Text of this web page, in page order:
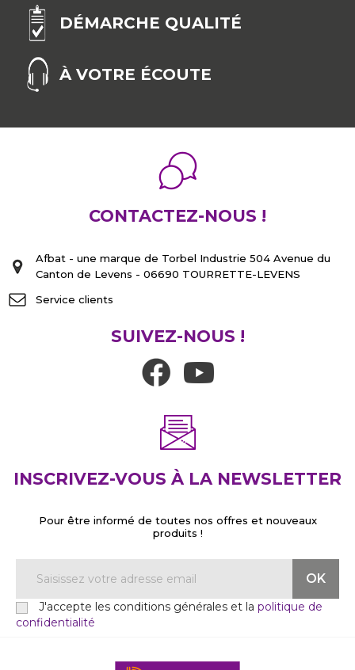
DÉMARCHE QUALITÉ
À VOTRE ÉCOUTE
CONTACTEZ-NOUS !
Afbat - une marque de Torbel Industrie 504 Avenue du
Canton de Levens - 06690 TOURRETTE-LEVENS
Service clients
SUIVEZ-NOUS !
INSCRIVEZ-VOUS À LA NEWSLETTER
Pour être informé de toutes nos offres et nouveaux
produits !
J'accepte les conditions générales et la politique de
confidentialité